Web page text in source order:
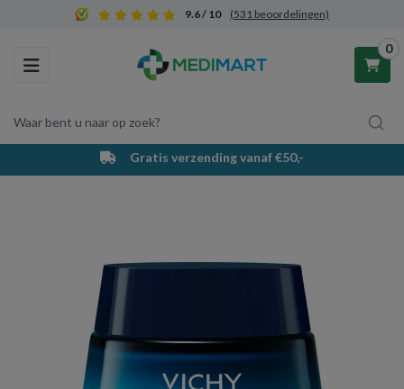
9.6 / 10 (531 beoordelingen)
Toggle navigation
Waar bent u naar op zoek?
0
Winkelwagen
Vul hem met producten.
Gratis verzending vanaf €50,-